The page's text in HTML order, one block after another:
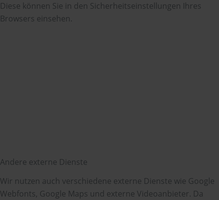
Diese können Sie in den Sicherheitseinstellungen Ihres
Browsers einsehen.
Andere externe Dienste
Wir nutzen auch verschiedene externe Dienste wie Google
Webfonts, Google Maps und externe Videoanbieter. Da